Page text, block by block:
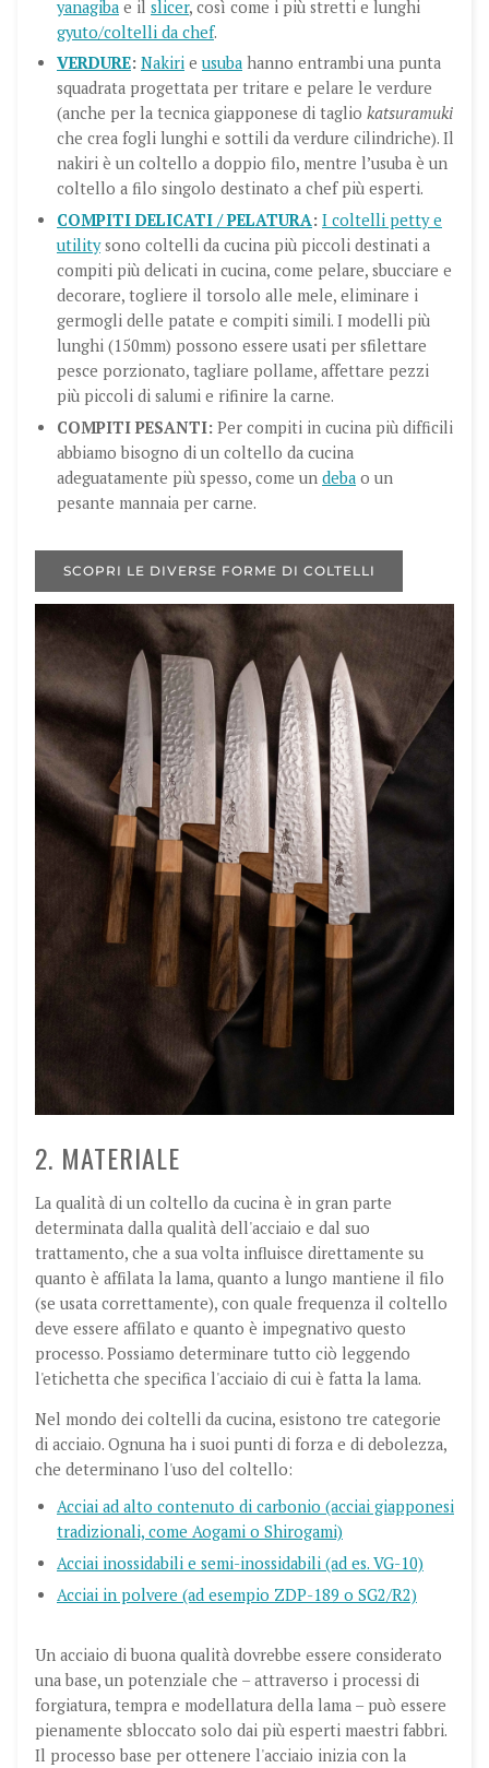
yanagiba e il slicer, così come i più stretti e lunghi
gyuto/coltelli da chef.
VERDURE: Nakiri eusuba hanno entrambi una punta
squadrata progettata per tritare e pelare le verdure
(anche per la tecnica giapponese di taglio katsuramuki
che crea fogli lunghi e sottili da verdure cilindriche). Il
nakiri è un coltello a doppio filo, mentre l’usuba è un
coltello a filo singolo destinato a chef più esperti.
COMPITI DELICATI / PELATURA: I coltelli petty e
utilitysono coltelli da cucina più piccoli destinati a
compiti più delicati in cucina, come pelare, sbucciare e
decorare, togliere il torsolo alle mele, eliminare i
germogli delle patate e compiti simili. I modelli più
lunghi (150mm) possono essere usati per sfilettare
pesce porzionato, tagliare pollame, affettare pezzi
più piccoli di salumi e rifinire la carne.
COMPITI PESANTI: Per compiti in cucina più difficili
abbiamo bisogno di un coltello da cucina
adeguatamente più spesso, come un deba o un
pesante mannaia per carne.
SCOPRI LE DIVERSE FORME DI COLTELLI
2. MATERIALE
La qualità di un coltello da cucina è in gran parte
determinata dalla qualità dell'acciaio e dal suo
trattamento, che a sua volta influisce direttamente su
quanto è affilata la lama, quanto a lungo mantiene il filo
(se usata correttamente), con quale frequenza il coltello
deve essere affilato e quanto è impegnativo questo
processo. Possiamo determinare tutto ciò leggendo
l'etichetta che specifica l'acciaio di cui è fatta la lama.
Nel mondo dei coltelli da cucina, esistono tre categorie
di acciaio. Ognuna ha i suoi punti di forza e di debolezza,
che determinano l'uso del coltello:
Acciai ad alto contenuto di carbonio (acciai giapponesi
tradizionali, come Aogami o Shirogami)
Acciai inossidabili e semi-inossidabili (ad es. VG-10)
Acciai in polvere (ad esempio ZDP-189 o SG2/R2)
Un acciaio di buona qualità dovrebbe essere considerato
una base, un potenziale che – attraverso i processi di
forgiatura, tempra e modellatura della lama – può essere
pienamente sbloccato solo dai più esperti maestri fabbri.
Il processo base per ottenere l'acciaio inizia con la